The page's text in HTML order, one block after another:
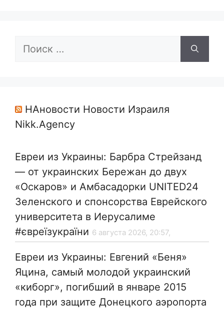
Поиск:
НАновости Новости Израиля
Nikk.Agency
Евреи из Украины: Барбра Стрейзанд
— от украинских Бережан до двух
«Оскаров» и Амбасадорки UNITED24
Зеленского и спонсорства Еврейского
университета в Иерусалиме
#євреїзукраїни 6 августа 2026, 20:57,
Евреи из Украины: Евгений «Беня»
Яцина, самый молодой украинский
«киборг», погибший в январе 2015
года при защите Донецкого аэропорта